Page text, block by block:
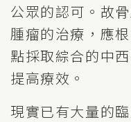
公眾的認可。故
腫瘤的治療，應
點採取綜合的中
提高療效。
現實已有大量的